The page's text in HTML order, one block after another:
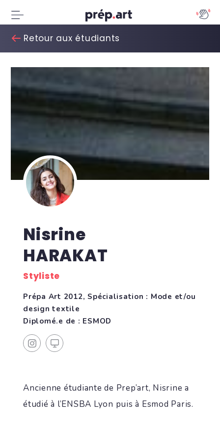
Retour aux étudiants
Nisrine
HARAKAT
Styliste
Prépa Art 2012, Spécialisation : Mode et/ou
design textile
Diplomé.e de : ESMOD
Ancienne étudiante de Prep’art, Nisrine a
étudié à l’ENSBA Lyon puis à Esmod Paris.